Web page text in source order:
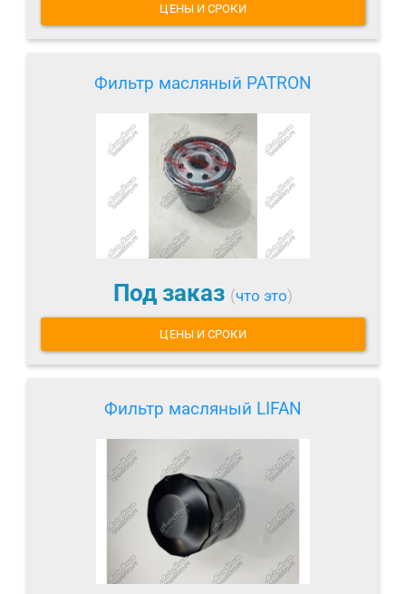
ЦЕНЫ И СРОКИ
Фильтр масляный PATRON
Под заказ (что это)
ЦЕНЫ И СРОКИ
Фильтр масляный LIFAN